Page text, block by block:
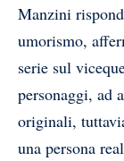
Manzini
umorismo,
serie sul
personaggi, ad
originali,
una persona